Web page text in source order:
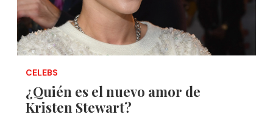
CELEBS
¿Quién es el nuevo amor de
Kristen Stewart?